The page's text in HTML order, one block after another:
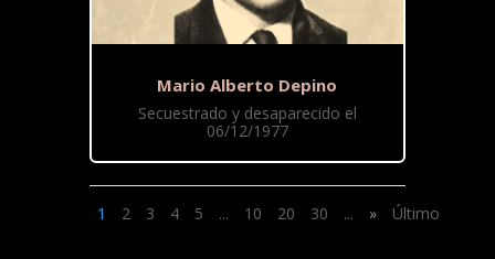
Mario Alberto Depino
Secuestrado y desaparecido el
06/12/1977
1 2 3 4 5 ... 10 20 30 ... » Último